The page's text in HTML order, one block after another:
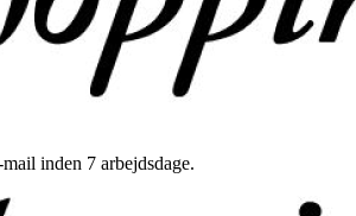
inden 7 arbejdsdage.